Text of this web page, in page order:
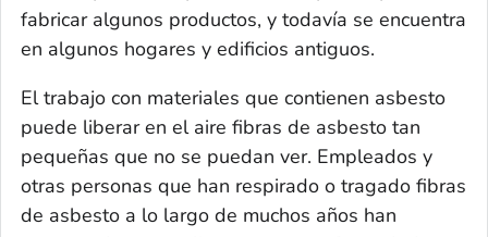
fabricar algunos productos, y todavía se encuentra
en algunos hogares y edificios antiguos.
El trabajo con materiales que contienen asbesto
puede liberar en el aire fibras de asbesto tan
pequeñas que no se puedan ver. Empleados y
otras personas que han respirado o tragado fibras
de asbesto a lo largo de muchos años han